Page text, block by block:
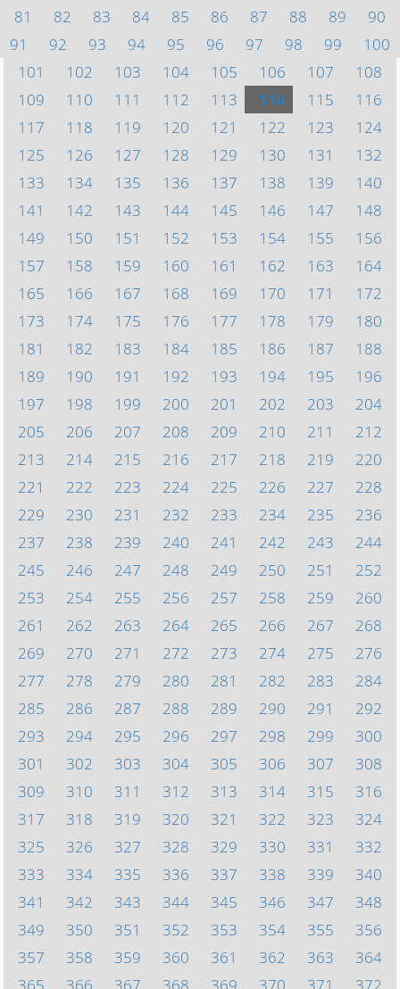
81
82 83 84 85 86 87 88 89
90
91
92 93 94 95 96 97 98 99
100
101
102 103 104 105 106 107
108
109
110 111 112 113 114 115
116
117
118 119 120 121 122 123
124
125
126 127 128 129 130 131
132
133
134 135 136 137 138 139
140
141
142 143 144 145 146 147
148
149
150 151 152 153 154 155
156
157
158 159 160 161 162 163
164
165
166 167 168 169 170 171
172
173
174 175 176 177 178 179
180
181
182 183 184 185 186 187
188
189
190 191 192 193 194 195
196
197
198 199 200 201 202 203
204
205
206 207 208 209 210 211
212
213
214 215 216 217 218 219
220
221
222 223 224 225 226 227
228
229
230 231 232 233 234 235
236
237
238 239 240 241 242 243
244
245
246 247 248 249 250 251
252
253
254 255 256 257 258 259
260
261
262 263 264 265 266 267
268
269
270 271 272 273 274 275
276
277
278 279 280 281 282 283
284
285
286 287 288 289 290 291
292
293
294 295 296 297 298 299
300
301
302 303 304 305 306 307
308
309
310 311 312 313 314 315
316
317
318 319 320 321 322 323
324
325
326 327 328 329 330 331
332
333
334 335 336 337 338 339
340
341
342 343 344 345 346 347
348
349
350 351 352 353 354 355
356
357
358 359 360 361 362 363
364